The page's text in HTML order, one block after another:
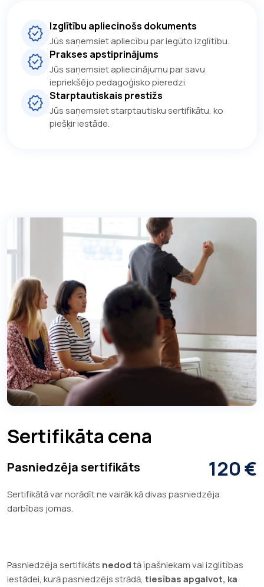
Izglītību apliecinošs dokuments
Jūs saņemsiet apliecību par iegūto izglītību.
Prakses apstiprinājums
Jūs saņemsiet apliecinājumu par savu
iepriekšējo pedagoģisko pieredzi.
Starptautiskais prestižs
Jūs saņemsiet starptautisku sertifikātu, ko
piešķir iestāde.
Sertifikāta cena
Pasniedzēja sertifikāts 120 €
Sertifikātā var norādīt ne vairāk kā divas pasniedzēja
darbības jomas.
Pasniedzēja sertifikāts nedodtā īpašniekam vai izglītības
iestādei, kurā pasniedzējs strādā, tiesības apgalvot, ka